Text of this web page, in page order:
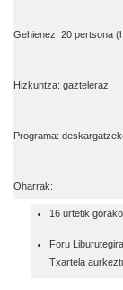
Gehienez: 20 pertsona
Hizkuntza: gazteleraz
Programa:
Oharrak:
16 urtetik
Foru
Txartela